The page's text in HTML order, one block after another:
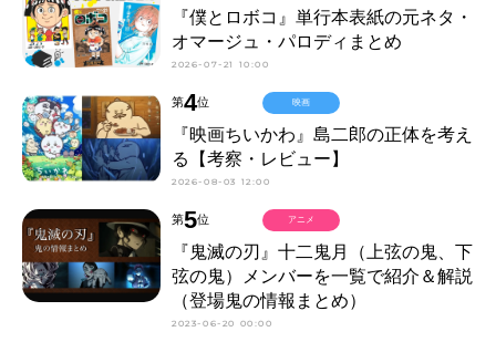
『僕とロボコ』単行本表紙の元ネタ・
オマージュ・パロディまとめ
2026-07-21 10:00
第4位
『映画ちいかわ』島二郎の正体を考え
る【考察・レビュー】
2026-08-03 12:00
映画
第5位
『鬼滅の刃』十二鬼月（上弦の鬼、下
弦の鬼）メンバーを一覧で紹介＆解説
（登場鬼の情報まとめ）
2023-06-20 00:00
アニメ